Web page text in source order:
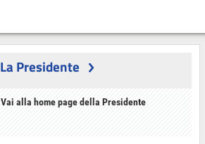
La Presidente
Vai alla home page della Presidente